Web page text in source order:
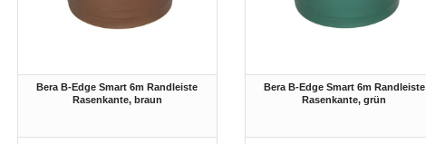
Bera B-Edge Smart 6m Randleiste
Rasenkante, braun
Bera B-Edge Smart 6m Randleiste
Rasenkante, grün